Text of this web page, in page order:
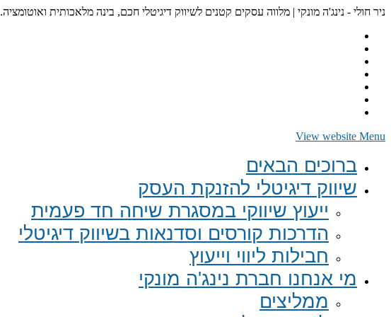
ניר חולי - נינג'ה מונקי | מלווה עסקים קטנים לשיווק דיגיטלי חכם, בינה מלאכותית ואוטומציה.
View website Menu
ברוכים הבאים
שיווק דיגיטלי להזנקת העסק
ייעוץ שיווקי במסגרת שיחה חד פעמית​
הדרכות קורסים וסדנאות בשיווק דיגיטלי
חבילות ליווי וייעוץ
מי אנחנו חברת נינג'ה מונקי
ממליצים